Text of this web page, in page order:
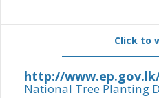
Click to
http://
National Tree Planting